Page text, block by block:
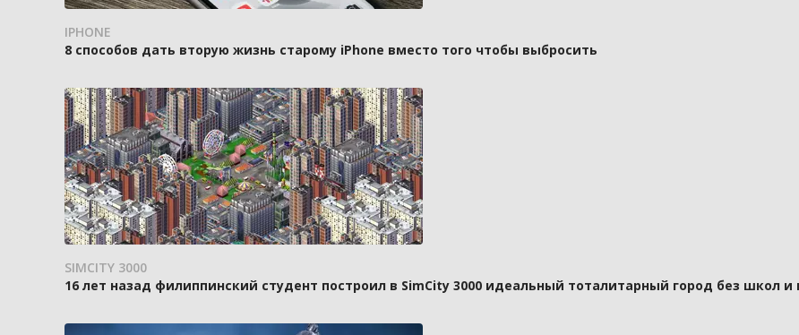
IPHONE
8 способов дать вторую жизнь старому iPhone вместо того чтобы выбросить
SIMCITY 3000
16 лет назад филиппинский студент построил в SimCity 3000 идеальный тоталитарный город без школ и